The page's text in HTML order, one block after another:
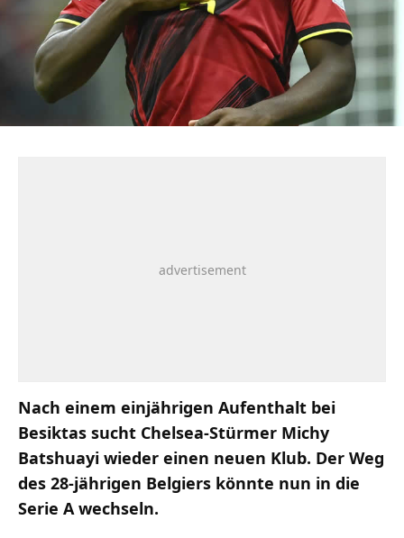
Nach einem einjährigen Aufenthalt bei
Besiktas sucht Chelsea-Stürmer Michy
Batshuayi wieder einen neuen Klub. Der Weg
des 28-jährigen Belgiers könnte nun in die
Serie A wechseln.